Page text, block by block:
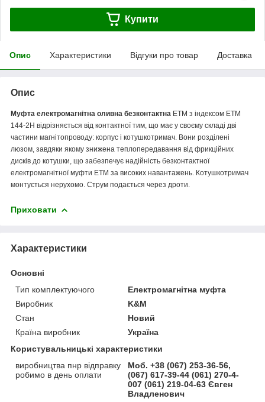
Купити
Опис Характеристики Відгуки про товар Доставка
Опис
Муфта електромагнітна оливна безконтактна ЕТМ з індексом ЕТМ
144-2Н відрізняється від контактної тим, що має у своєму складі дві
частини магнітопроводу: корпус і котушкотримач. Вони розділені
люзом, завдяки якому знижена теплопередавання від фрикційних
дисків до котушки, що забезпечує надійність безконтактної
електромагнітної муфти ЕТМ за високих навантажень. Котушкотримач
монтується нерухомо. Струм подається через дроти.
Приховати
Характеристики
Основні
Тип комплектуючого
Електромагнітна муфта
Виробник
K&M
Стан
Новий
Країна виробник
Україна
Користувальницькі характеристики
виробництва пнр відправку
робимо в день оплати
Моб. +38 (067) 253-36-56,
(067) 617-39-44 (061) 270-4-
007 (061) 219-04-63 Євген
Владленович